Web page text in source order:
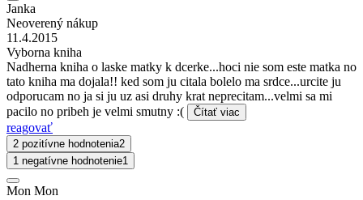
Janka
Neoverený nákup
11.4.2015
Vyborna kniha
Nadherna kniha o laske matky k dcerke...hoci nie som este matka no
tato kniha ma dojala!! ked som ju citala bolelo ma srdce...urcite ju
odporucam no ja si ju uz asi druhy krat neprecitam...velmi sa mi
pacilo no pribeh je velmi smutny :(
Čítať viac
reagovať
2 pozitívne hodnotenia2
1 negatívne hodnotenie1
Mon Mon